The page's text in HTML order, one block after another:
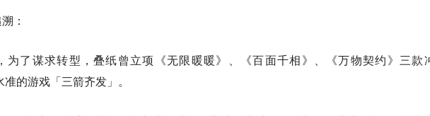
：
为了谋求转型，叠纸曾立项《无限暖暖》、《百面千相》、《万物契约》三款
准的游戏「三箭齐发」。